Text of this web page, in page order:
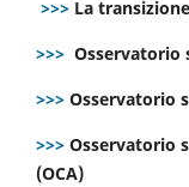
>>> La
>>> Osservatorio
>>> Osservatorio
>>> Osservatorio
(OCA)